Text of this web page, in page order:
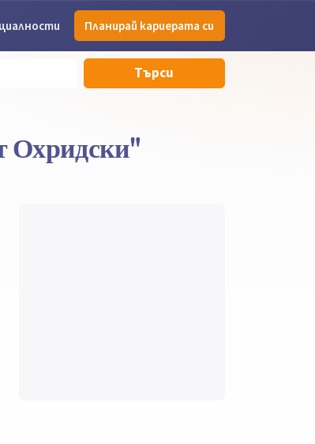
Планирай кариерата си
Търси
Охридски"